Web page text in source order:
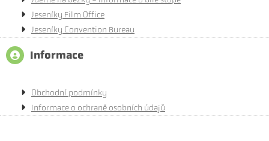
Jeseníky Film Office
Jeseníky Convention Bureau
Informace
Obchodní podmínky
Informace o ochraně osobních údajů